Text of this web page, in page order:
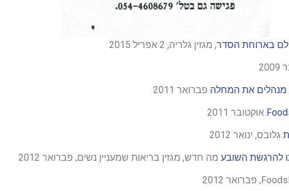
בארוחת הסדר, מגזין גלריה, 2 אפריל 2015
מנהלים את המחלה פברואר 2011
אוקטובר 2011
גלובס, ינואר 2012
להרגשת השובע מה חדש, מגזין בריאות שמעניין נשים, פברואר 2012